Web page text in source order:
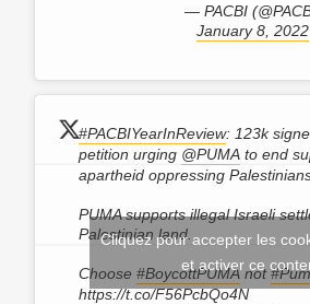
— PACBI
January 8, 2022
#PACBIYearInReview: 123k
petition urging @PUMA to end
apartheid oppressing
PUMA supports illegal Israeli
Palestinian land.
Choose #BoycottPUMAnot
https://t.co/F56PcbQo4N
Cliquez pour accepter les
et activer ce